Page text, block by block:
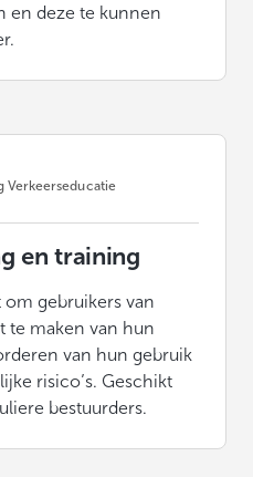
en deze te kunnen
Verkeerseducatie
en training
gebruikers van
te maken van hun
van hun gebruik
risico’s. Geschikt
bestuurders.